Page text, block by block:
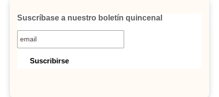
Suscríbase a nuestro boletín quincenal